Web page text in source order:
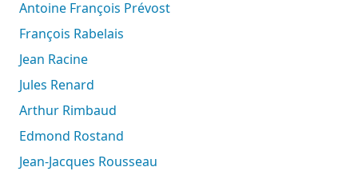
Antoine François Prévost
François Rabelais
Jean Racine
Jules Renard
Arthur Rimbaud
Edmond Rostand
Jean-Jacques Rousseau